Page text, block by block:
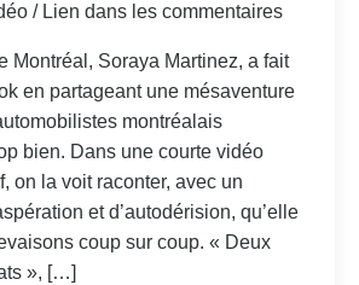
/ Lien dans les commentaires
Montréal, Soraya Martinez, a fait
en partageant une mésaventure
montréalais
bien. Dans une courte vidéo
on la voit raconter, avec un
et d’autodérision, qu’elle
coup sur coup. « Deux
», […]